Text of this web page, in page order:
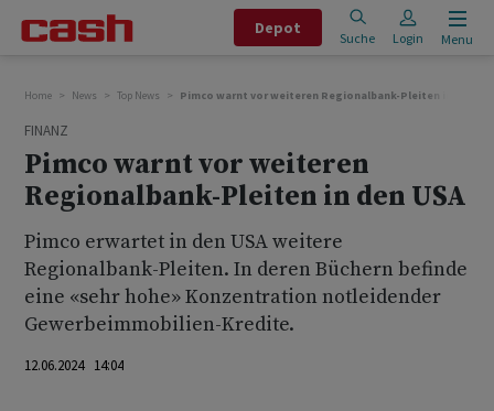
Depot
Suche Login Menu
Home News Top News Pimco warnt vor weiteren Regionalbank-Pleiten in den
FINANZ
Pimco warnt vor weiteren
Regionalbank-Pleiten in den USA
Pimco erwartet in den USA weitere
Regionalbank-Pleiten. In deren Büchern befinde
eine «sehr hohe» Konzentration notleidender
Gewerbeimmobilien-Kredite.
12.06.2024 14:04